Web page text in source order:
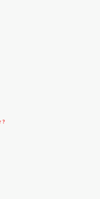
?